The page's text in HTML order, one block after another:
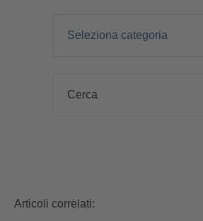
Articoli correlati: